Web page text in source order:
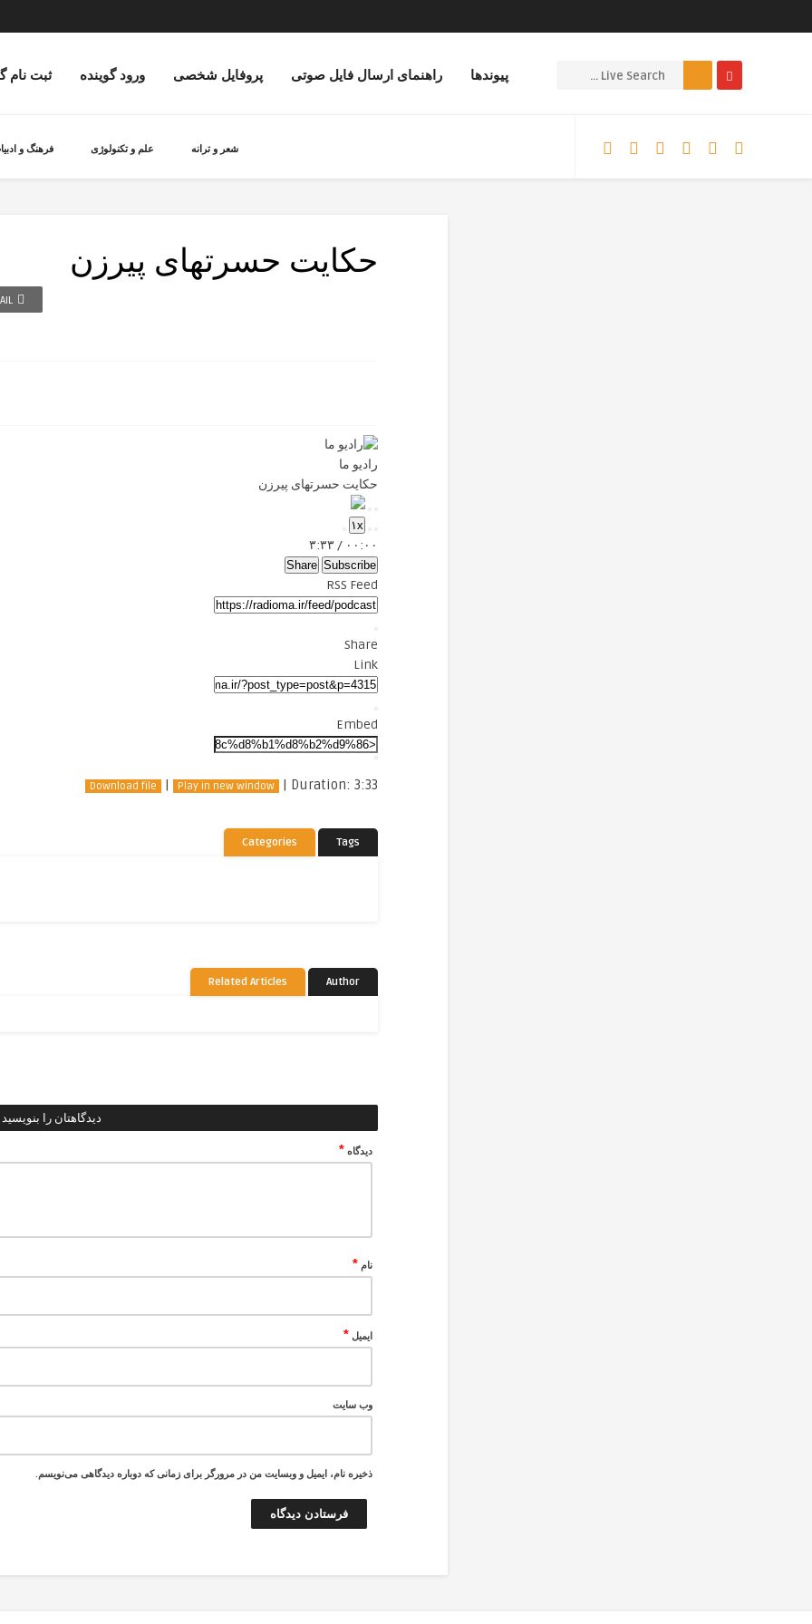
ثبت نام ورود گوینده پروفایل شخصی راهنمای ارسال فایل صوتی پیوندها
فرهنگ و علم و تکنولوژی شعر و ترانه
حکایت حسرتهای پیرزن
رادیو ما
حکایت حسرتهای پیرزن
Play
Episode
Pause
Episode
Mute/Unmute
Episode
Rewind
10
Seconds
۱x
Forward
30
seconds
۰۰:۰۰ / ۳:۳۳
Subscribe
Share
RSS Feed
Share
Link
Embed
Download file | Play in new window | Duration: 3:33
Categories Tags
Related Articles Author
دیدگاهتان را بنویسید
دیدگاه*
نام*
ایمیل*
وب‌ سایت
ذخیره نام، ایمیل و وبسایت من در مرورگر برای زمانی که دوباره دیدگاهی می‌نویسم.